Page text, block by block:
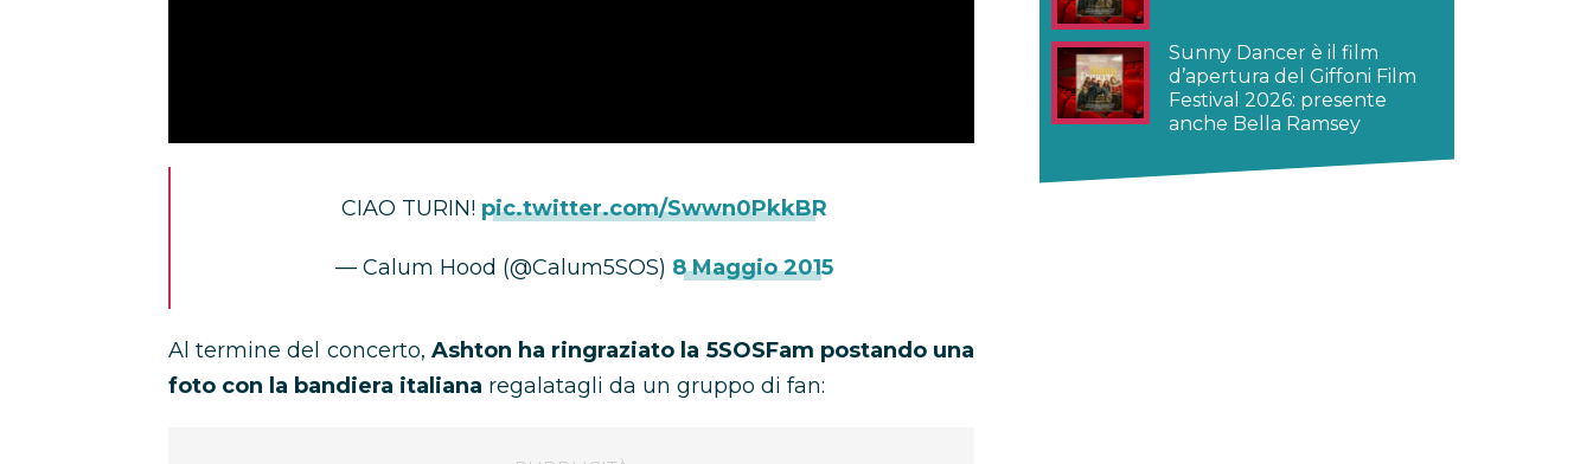
CIAO TURIN! pic.twitter.com/Swwn0PkkBR
— Calum Hood (@Calum5SOS) 8 Maggio 2015
Al termine del concerto, Ashton ha ringraziato la 5SOSFam postando una
foto con la bandiera italiana regalatagli da un gruppo di fan:
Sunny Dancer è il film
d’apertura del Giffoni Film
Festival 2026: presente
anche Bella Ramsey